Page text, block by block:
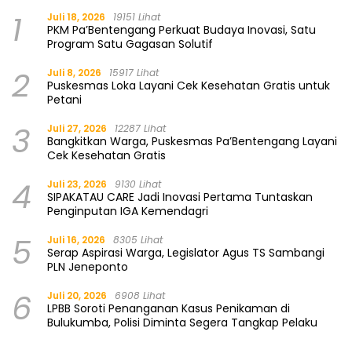
1 Juli 18, 2026 19151 Lihat
PKM Pa’Bentengang Perkuat Budaya Inovasi, Satu
Program Satu Gagasan Solutif
2 Juli 8, 2026 15917 Lihat
Puskesmas Loka Layani Cek Kesehatan Gratis untuk
Petani
3 Juli 27, 2026 12287 Lihat
Bangkitkan Warga, Puskesmas Pa’Bentengang Layani
Cek Kesehatan Gratis
4 Juli 23, 2026 9130 Lihat
SIPAKATAU CARE Jadi Inovasi Pertama Tuntaskan
Penginputan IGA Kemendagri
5 Juli 16, 2026 8305 Lihat
Serap Aspirasi Warga, Legislator Agus TS Sambangi
PLN Jeneponto
6 Juli 20, 2026 6908 Lihat
LPBB Soroti Penanganan Kasus Penikaman di
Bulukumba, Polisi Diminta Segera Tangkap Pelaku